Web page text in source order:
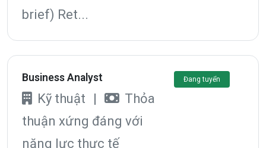
brief) Ret...
Business Analyst
Kỹ thuật |
Thỏa
thuận xứng đáng với
năng lực thực tế
Đang tuyển